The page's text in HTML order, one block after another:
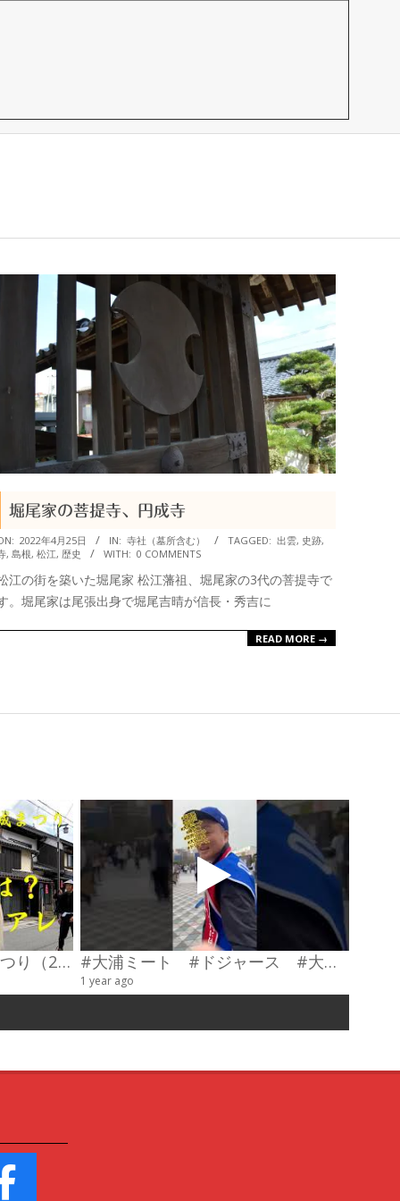
堀尾家の菩提寺、円成寺
2022年4月25日 IN: 寺社（墓所含む） TAGGED: 出雲, 史跡,
, 島根, 松江, 歴史 WITH: 0 COMMENTS
江の街を築いた堀尾家 松江藩祖、堀尾家の3代の菩提寺で
。堀尾家は尾張出身で堀尾吉晴が信長・秀吉に
READ MORE →
第23回わだやま竹田お城まつり（2026） 武者行列 #大浦ミート #ドジャース #大谷翔平 #陣羽織 #オーダーメイド #shorts
1 year ago